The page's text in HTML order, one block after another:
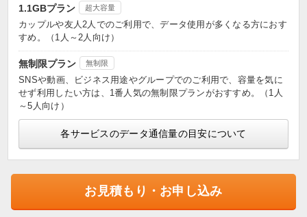
1.1GBプラン 超大容量
カップルや友人2人でのご利用で、データ使用が多くなる方におす
すめ。（1人～2人向け）
無制限プラン 無制限
SNSや動画、ビジネス用途やグループでのご利用で、容量を気に
せず利用したい方は、1番人気の無制限プランがおすすめ。（1人
～5人向け）
各サービスのデータ通信量の目安について
お見積もり・お申し込み